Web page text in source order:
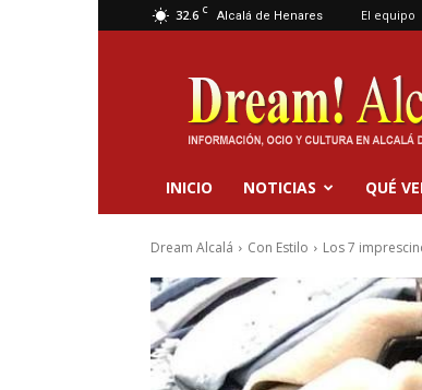
32.6 C Alcalá de Henares El equipo
Dream
Alcalá
INICIO NOTICIAS QUÉ
Dream Alcalá Con Estilo Los 7